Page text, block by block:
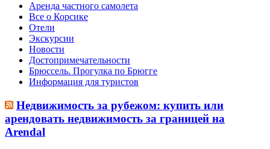
Аренда частного самолета
Все о Корсике
Отели
Экскурсии
Новости
Достопримечательности
Брюссель. Прогулка по Брюгге
Информация для туристов
Недвижимость за рубежом: купить или
арендовать недвижимость за границей на
Arendal